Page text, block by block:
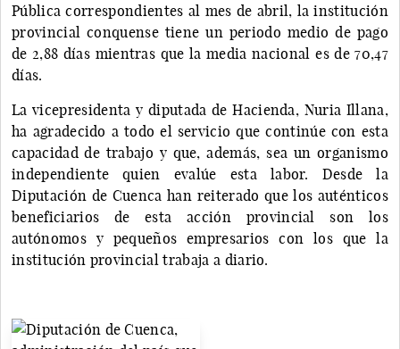
Pública correspondientes al mes de abril, la institución
provincial conquense tiene un periodo medio de pago
de 2,88 días mientras que la media nacional es de 70,47
días.
La vicepresidenta y diputada de Hacienda, Nuria Illana,
ha agradecido a todo el servicio que continúe con esta
capacidad de trabajo y que, además, sea un organismo
independiente quien evalúe esta labor. Desde la
Diputación de Cuenca han reiterado que los auténticos
beneficiarios de esta acción provincial son los
autónomos y pequeños empresarios con los que la
institución provincial trabaja a diario.